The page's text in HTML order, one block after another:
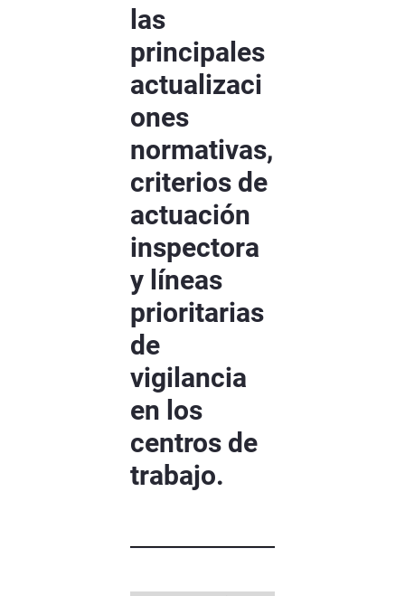
las
principales
actualizaci
ones
normativas,
criterios de
actuación
inspectora
y líneas
prioritarias
de
vigilancia
en los
centros de
trabajo.